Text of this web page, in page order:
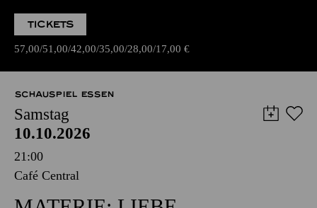
Oper in drei Akten von Giuseppe Verdi
Libretto von Francesco Maria Piave
57,00 51,00 42,00 35,00
SCHAUSPIEL ESSEN
Samstag
10.10.2026
21:00